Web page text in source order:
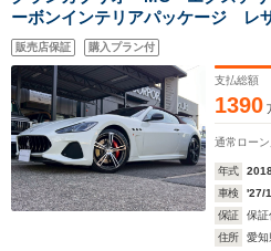
ーボンインテリアパッケージ レ
ート Harman/Kardon ビアンコ
ンドル カラードレッドキャリ
販売店保証 購入プラン付
支払総額
1390
通常ローン
年式
車検
'27/
保証
保証
住所
愛知